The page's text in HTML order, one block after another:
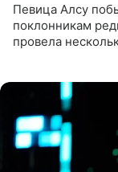
Певица Алсу
поклонникам
провела